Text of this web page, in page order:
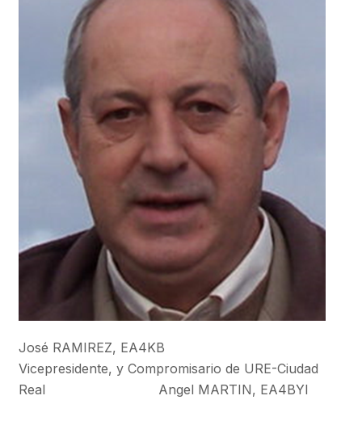
José RAMIREZ, EA4KB
Vicepresidente, y Compromisario de URE-Ciudad
Real Angel MARTIN, EA4BYI